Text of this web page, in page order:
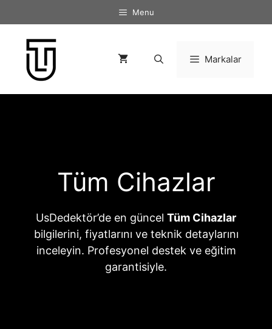
atla
Menu
Markalar
Tüm Cihazlar
UsDedektör’de en güncel Tüm Cihazlar
bilgilerini, fiyatlarını ve teknik detaylarını
inceleyin. Profesyonel destek ve eğitim
garantisiyle.